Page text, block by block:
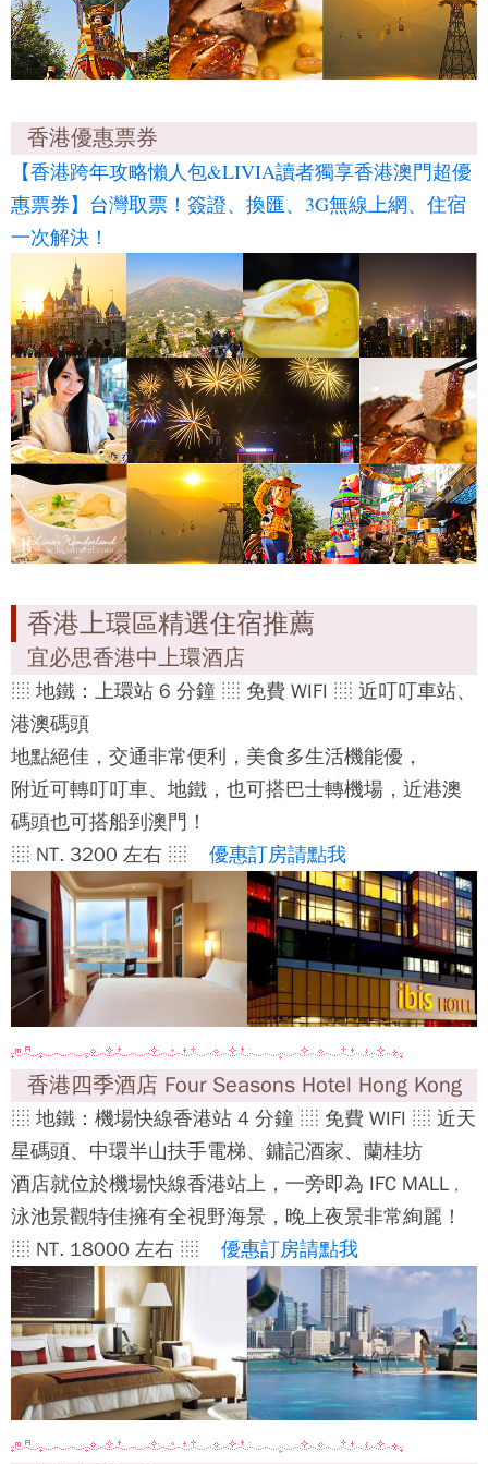
香港優惠票券
【香港跨年攻略懶人包&LIVIA讀者獨享香港澳門超優
惠票券】台灣取票！簽證、換匯、3G無線上網、住宿
一次解決！
香港上環區精選住宿推薦
宜必思香港中上環酒店
░ 地鐵：上環站 6 分鐘 ░ 免費 WIFI ░ 近叮叮車站、
港澳碼頭
地點絕佳，交通非常便利，美食多生活機能優，
附近可轉叮叮車、地鐵，也可搭巴士轉機場，近港澳
碼頭也可搭船到澳門！
░ NT. 3200 左右 ░ 優惠訂房請點我
香港四季酒店 Four Seasons Hotel Hong Kong
░ 地鐵：機場快線香港站 4 分鐘 ░ 免費 WIFI ░ 近天
星碼頭、中環半山扶手電梯、鏞記酒家、蘭桂坊
酒店就位於機場快線香港站上，一旁即為 IFC MALL ，
泳池景觀特佳擁有全視野海景，晚上夜景非常絢麗！
░ NT. 18000 左右 ░ 優惠訂房請點我